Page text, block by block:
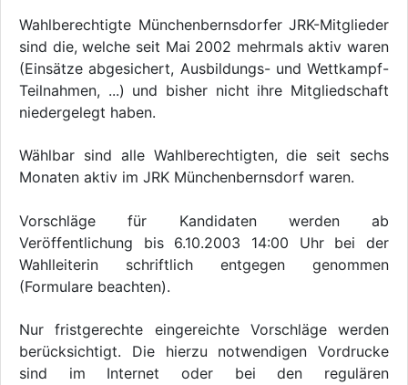
Wahlberechtigte Münchenbernsdorfer JRK-Mitglieder
sind die, welche seit Mai 2002 mehrmals aktiv waren
(Einsätze abgesichert, Ausbildungs- und Wettkampf-
Teilnahmen, ...) und bisher nicht ihre Mitgliedschaft
niedergelegt haben.
Wählbar sind alle Wahlberechtigten, die seit sechs
Monaten aktiv im JRK Münchenbernsdorf waren.
Vorschläge für Kandidaten werden ab
Veröffentlichung bis 6.10.2003 14:00 Uhr bei der
Wahlleiterin schriftlich entgegen genommen
(Formulare beachten).
Nur fristgerechte eingereichte Vorschläge werden
berücksichtigt. Die hierzu notwendigen Vordrucke
sind im Internet oder bei den regulären